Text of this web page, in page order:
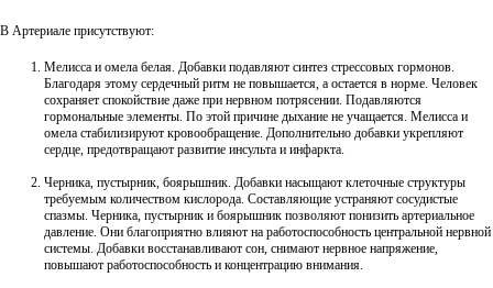
В Артериале присутствуют:
Мелисса и омела белая. Добавки подавляют синтез стрессовых гормонов.
Благодаря этому сердечный ритм не повышается, а остается в норме. Человек
сохраняет спокойствие даже при нервном потрясении. Подавляются
гормональные элементы. По этой причине дыхание не учащается. Мелисса и
омела стабилизируют кровообращение. Дополнительно добавки укрепляют
сердце, предотвращают развитие инсульта и инфаркта.
Черника, пустырник, боярышник. Добавки насыщают клеточные структуры
требуемым количеством кислорода. Составляющие устраняют сосудистые
спазмы. Черника, пустырник и боярышник позволяют понизить артериальное
давление. Они благоприятно влияют на работоспособность центральной нервной
системы. Добавки восстанавливают сон, снимают нервное напряжение,
повышают работоспособность и концентрацию внимания.